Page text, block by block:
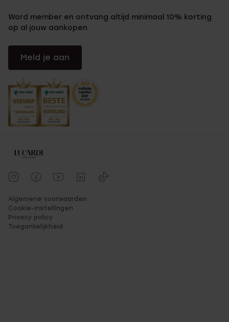
Word member en ontvang altijd minimaal 10% korting
op al jouw aankopen
Meld je aan
Algemene voorwaarden
Cookie-instellingen
Privacy policy
Toegankelijkheid